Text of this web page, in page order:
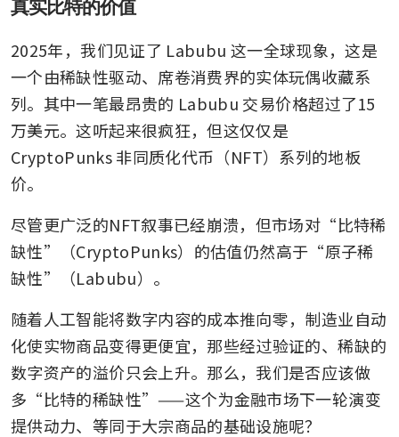
真实比特的价值
2025年，我们见证了 Labubu 这一全球现象，这是
一个由稀缺性驱动、席卷消费界的实体玩偶收藏系
列。其中一笔最昂贵的 Labubu 交易价格超过了15
万美元。这听起来很疯狂，但这仅仅是
CryptoPunks 非同质化代币（NFT）系列的地板
价。
尽管更广泛的NFT叙事已经崩溃，但市场对“比特稀
缺性”（CryptoPunks）的估值仍然高于“原子稀
缺性”（Labubu）。
随着人工智能将数字内容的成本推向零，制造业自动
化使实物商品变得更便宜，那些经过验证的、稀缺的
数字资产的溢价只会上升。那么，我们是否应该做
多“比特的稀缺性”——这个为金融市场下一轮演变
提供动力、等同于大宗商品的基础设施呢？